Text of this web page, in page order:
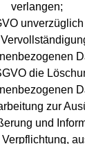
verlangen;
die
zur
und